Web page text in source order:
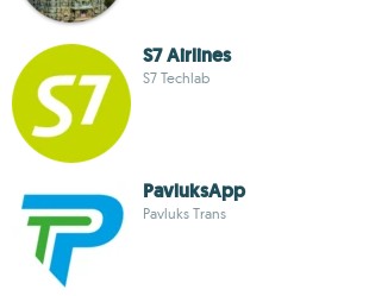
S7 Airlines
S7 Techlab
PavluksApp
Pavluks Trans